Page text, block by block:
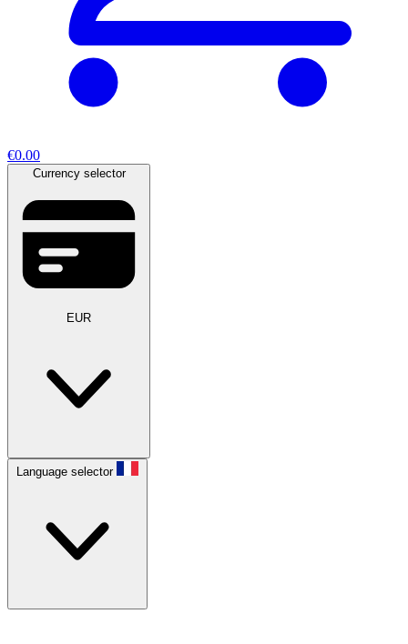
€0.00
Currency selector
EUR
Language selector